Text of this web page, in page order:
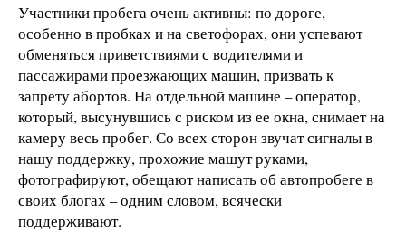
Участники пробега очень активны: по дороге,
особенно в пробках и на светофорах, они успевают
обменяться приветствиями с водителями и
пассажирами проезжающих машин, призвать к
запрету абортов. На отдельной машине – оператор,
который, высунувшись с риском из ее окна, снимает на
камеру весь пробег. Со всех сторон звучат сигналы в
нашу поддержку, прохожие машут руками,
фотографируют, обещают написать об автопробеге в
своих блогах – одним словом, всячески
поддерживают.